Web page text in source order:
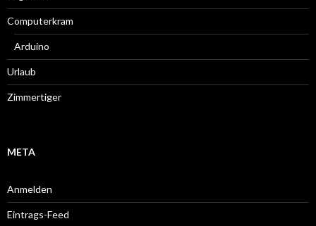
Computerkram
Arduino
Urlaub
Zimmertiger
META
Anmelden
Eintrags-Feed